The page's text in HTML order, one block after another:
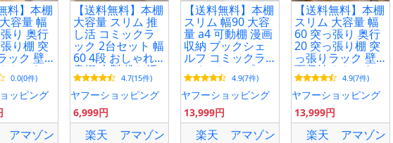
料】本棚
容量 幅
り 奥行
り棚 突
ック 壁
しゃれ
本棚 ラ
収納棚
ラック
0.0(0件)
ッピング
アマゾン
【送料無料】本棚
大容量 スリム 推
し活 コミックラ
ック 2台セット 幅
60 4段 おしゃれ
書棚 木製 推し活
ラック ブックシ
ェルフ 収納ラッ
ク 49601332
4.7(15件)
ヤフーショッピング
6,999円
楽天 アマゾン
【送料無料】本棚
スリム 幅90 大容
量 a4 可動棚 漫画
収納 ブックシェ
ルフ コミックラ
ック ディスプレ
イラック シェル
フ 高さ180 オープ
ンラック 収納棚
4.9(7件)
ヤフーショッピング
13,999円
楽天 アマゾン
【送料無料】本棚
スリム 大容量 幅
60 突っ張り 奥行
20 突っ張り棚 突
っ張りラック 壁
面収納 おしゃれ
突っ張り本棚 ラ
ック 収納 収納棚
ウォールラック
賃貸
4.9(7件)
ヤフーショッピング
13,999円
楽天 アマゾン